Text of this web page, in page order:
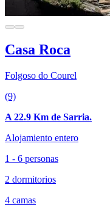
Casa Roca
Folgoso do Courel
(9)
A 22.9 Km de Sarria.
Alojamiento entero
1 - 6 personas
2 dormitorios
4 camas